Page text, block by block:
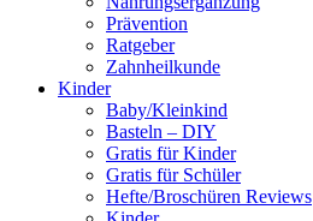
Prävention
Ratgeber
Zahnheilkunde
Kinder
Baby/Kleinkind
Basteln – DIY
Gratis für Kinder
Gratis für Schüler
Hefte/Broschüren Reviews